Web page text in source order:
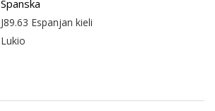
Spanska
J89.63 Espanjan kieli
Lukio